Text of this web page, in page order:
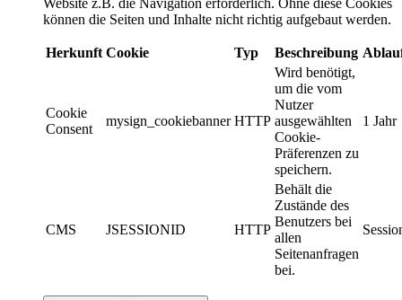
können die Seiten und Inhalte nicht richtig aufgebaut werden.
Herkunft Cookie Typ Beschreibung
Cookie
Consent
mysign_cookiebanner HTTP
Wird benötigt,
um die vom
Nutzer
ausgewählten
Cookie-
Präferenzen zu
speichern.
1 Jahr
CMS JSESSIONID HTTP
Behält die
Zustände des
Benutzers bei
allen
Seitenanfragen
bei.